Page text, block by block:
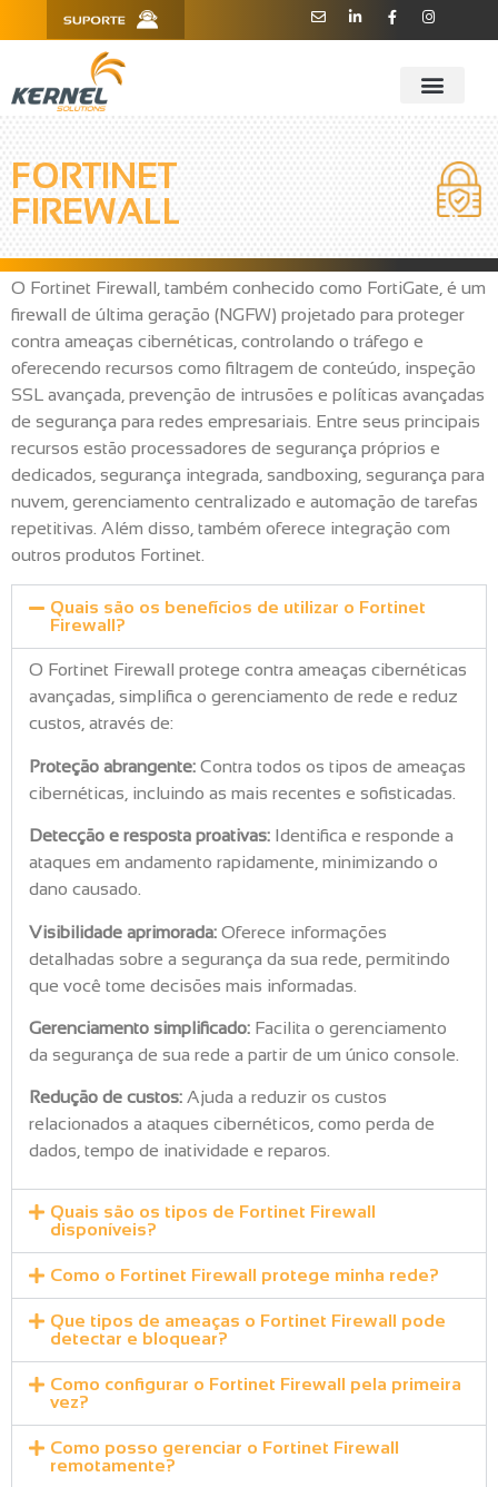
910 - CEP 13208-760 - Jundiaí/SP
FORTINET
FIREWALL
O Fortinet Firewall, também conhecido como FortiGate, é um
firewall de última geração (NGFW) projetado para proteger
contra ameaças cibernéticas, controlando o tráfego e
oferecendo recursos como filtragem de conteúdo, inspeção
SSL avançada, prevenção de intrusões e políticas avançadas
de segurança para redes empresariais. Entre seus principais
recursos estão processadores de segurança próprios e
dedicados, segurança integrada, sandboxing, segurança para
nuvem, gerenciamento centralizado e automação de tarefas
repetitivas. Além disso, também oferece integração com
outros produtos Fortinet.
Quais são os benefícios de utilizar o Fortinet
Firewall?
O Fortinet Firewall protege contra ameaças cibernéticas
avançadas, simplifica o gerenciamento de rede e reduz
custos, através de:
Proteção abrangente: Contra todos os tipos de ameaças
cibernéticas, incluindo as mais recentes e sofisticadas.
Detecção e resposta proativas: Identifica e responde a
ataques em andamento rapidamente, minimizando o
dano causado.
Visibilidade aprimorada: Oferece informações
detalhadas sobre a segurança da sua rede, permitindo
que você tome decisões mais informadas.
Gerenciamento simplificado: Facilita o gerenciamento
da segurança de sua rede a partir de um único console.
Redução de custos: Ajuda a reduzir os custos
relacionados a ataques cibernéticos, como perda de
dados, tempo de inatividade e reparos.
Quais são os tipos de Fortinet Firewall
disponíveis?
Como o Fortinet Firewall protege minha rede?
Que tipos de ameaças o Fortinet Firewall pode
detectar e bloquear?
Como configurar o Fortinet Firewall pela primeira
vez?
Como posso gerenciar o Fortinet Firewall
remotamente?